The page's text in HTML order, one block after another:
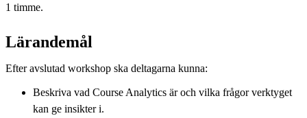
1 timme.
Lärandemål
Efter avslutad workshop ska deltagarna kunna:
Beskriva vad Course Analytics är och vilka frågor verktyget
kan ge insikter i.